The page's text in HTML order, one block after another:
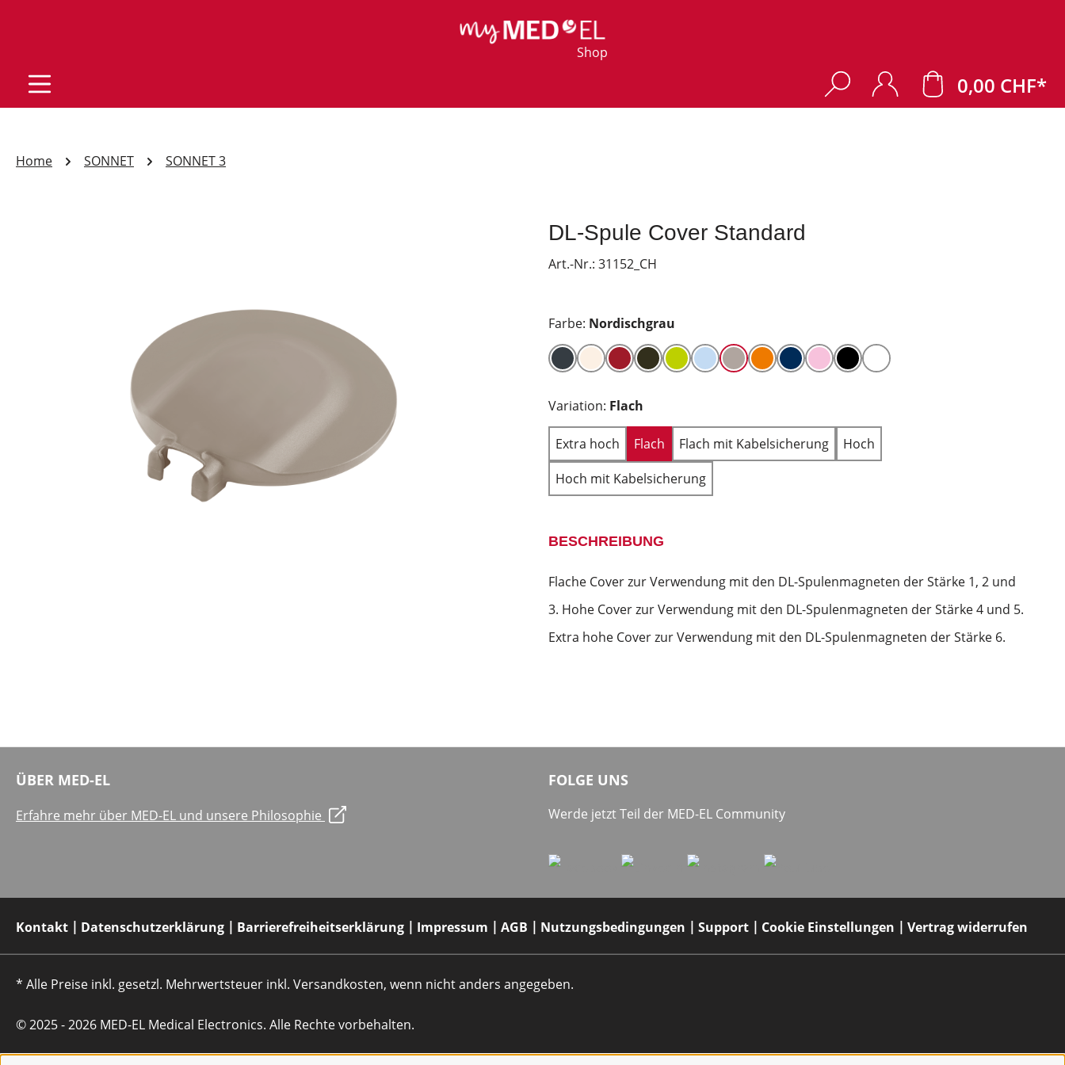
Shop
0,00 CHF*
Home SONNET SONNET 3
DL-Spule Cover Standard
Art.-Nr.: 31152_CH
Farbe: Nordischgrau
Variation: Flach
Extra hoch Flach Flach mit Kabelsicherung
Hoch
Hoch mit Kabelsicherung
BESCHREIBUNG
Flache Cover zur Verwendung mit den DL-Spulenmagneten der Stärke 1, 2 und
3. Hohe Cover zur Verwendung mit den DL-Spulenmagneten der Stärke 4 und 5.
Extra hohe Cover zur Verwendung mit den DL-Spulenmagneten der Stärke 6.
ÜBER MED-EL
Erfahre mehr über MED-EL und unsere Philosophie
FOLGE UNS
Werde jetzt Teil der MED-EL Community
Kontakt Datenschutzerklärung Barrierefreiheitserklärung Impressum AGB Nutzungsbedingungen Support Cookie Einstellungen Vertrag widerrufen
* Alle Preise inkl. gesetzl. Mehrwertsteuer inkl. Versandkosten, wenn nicht anders angegeben.
© 2025 - 2026 MED-EL Medical Electronics. Alle Rechte vorbehalten.